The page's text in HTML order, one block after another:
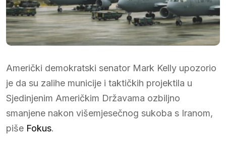
Američki demokratski senator Mark Kelly upozorio
je da su zalihe municije i taktičkih projektila u
Sjedinjenim Američkim Državama ozbiljno
smanjene nakon višemjesečnog sukoba s Iranom,
piše Fokus.